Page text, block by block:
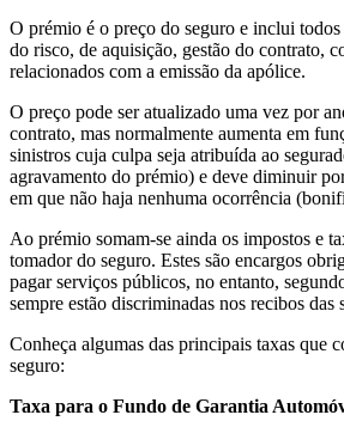
O prémio é o preço do seguro e inclui todos
do risco, de aquisição, gestão do contrato,
relacionados com a emissão da apólice.
O preço pode ser atualizado uma vez por
contrato, mas normalmente aumenta em
sinistros cuja culpa seja atribuída ao
agravamento do prémio) e deve diminuir
em que não haja nenhuma ocorrência
Ao prémio somam-se ainda os impostos e
tomador do seguro. Estes são encargos
pagar serviços públicos, no entanto,
sempre estão discriminadas nos recibos das
Conheça algumas das principais taxas que
seguro:
Taxa para o Fundo de Garantia